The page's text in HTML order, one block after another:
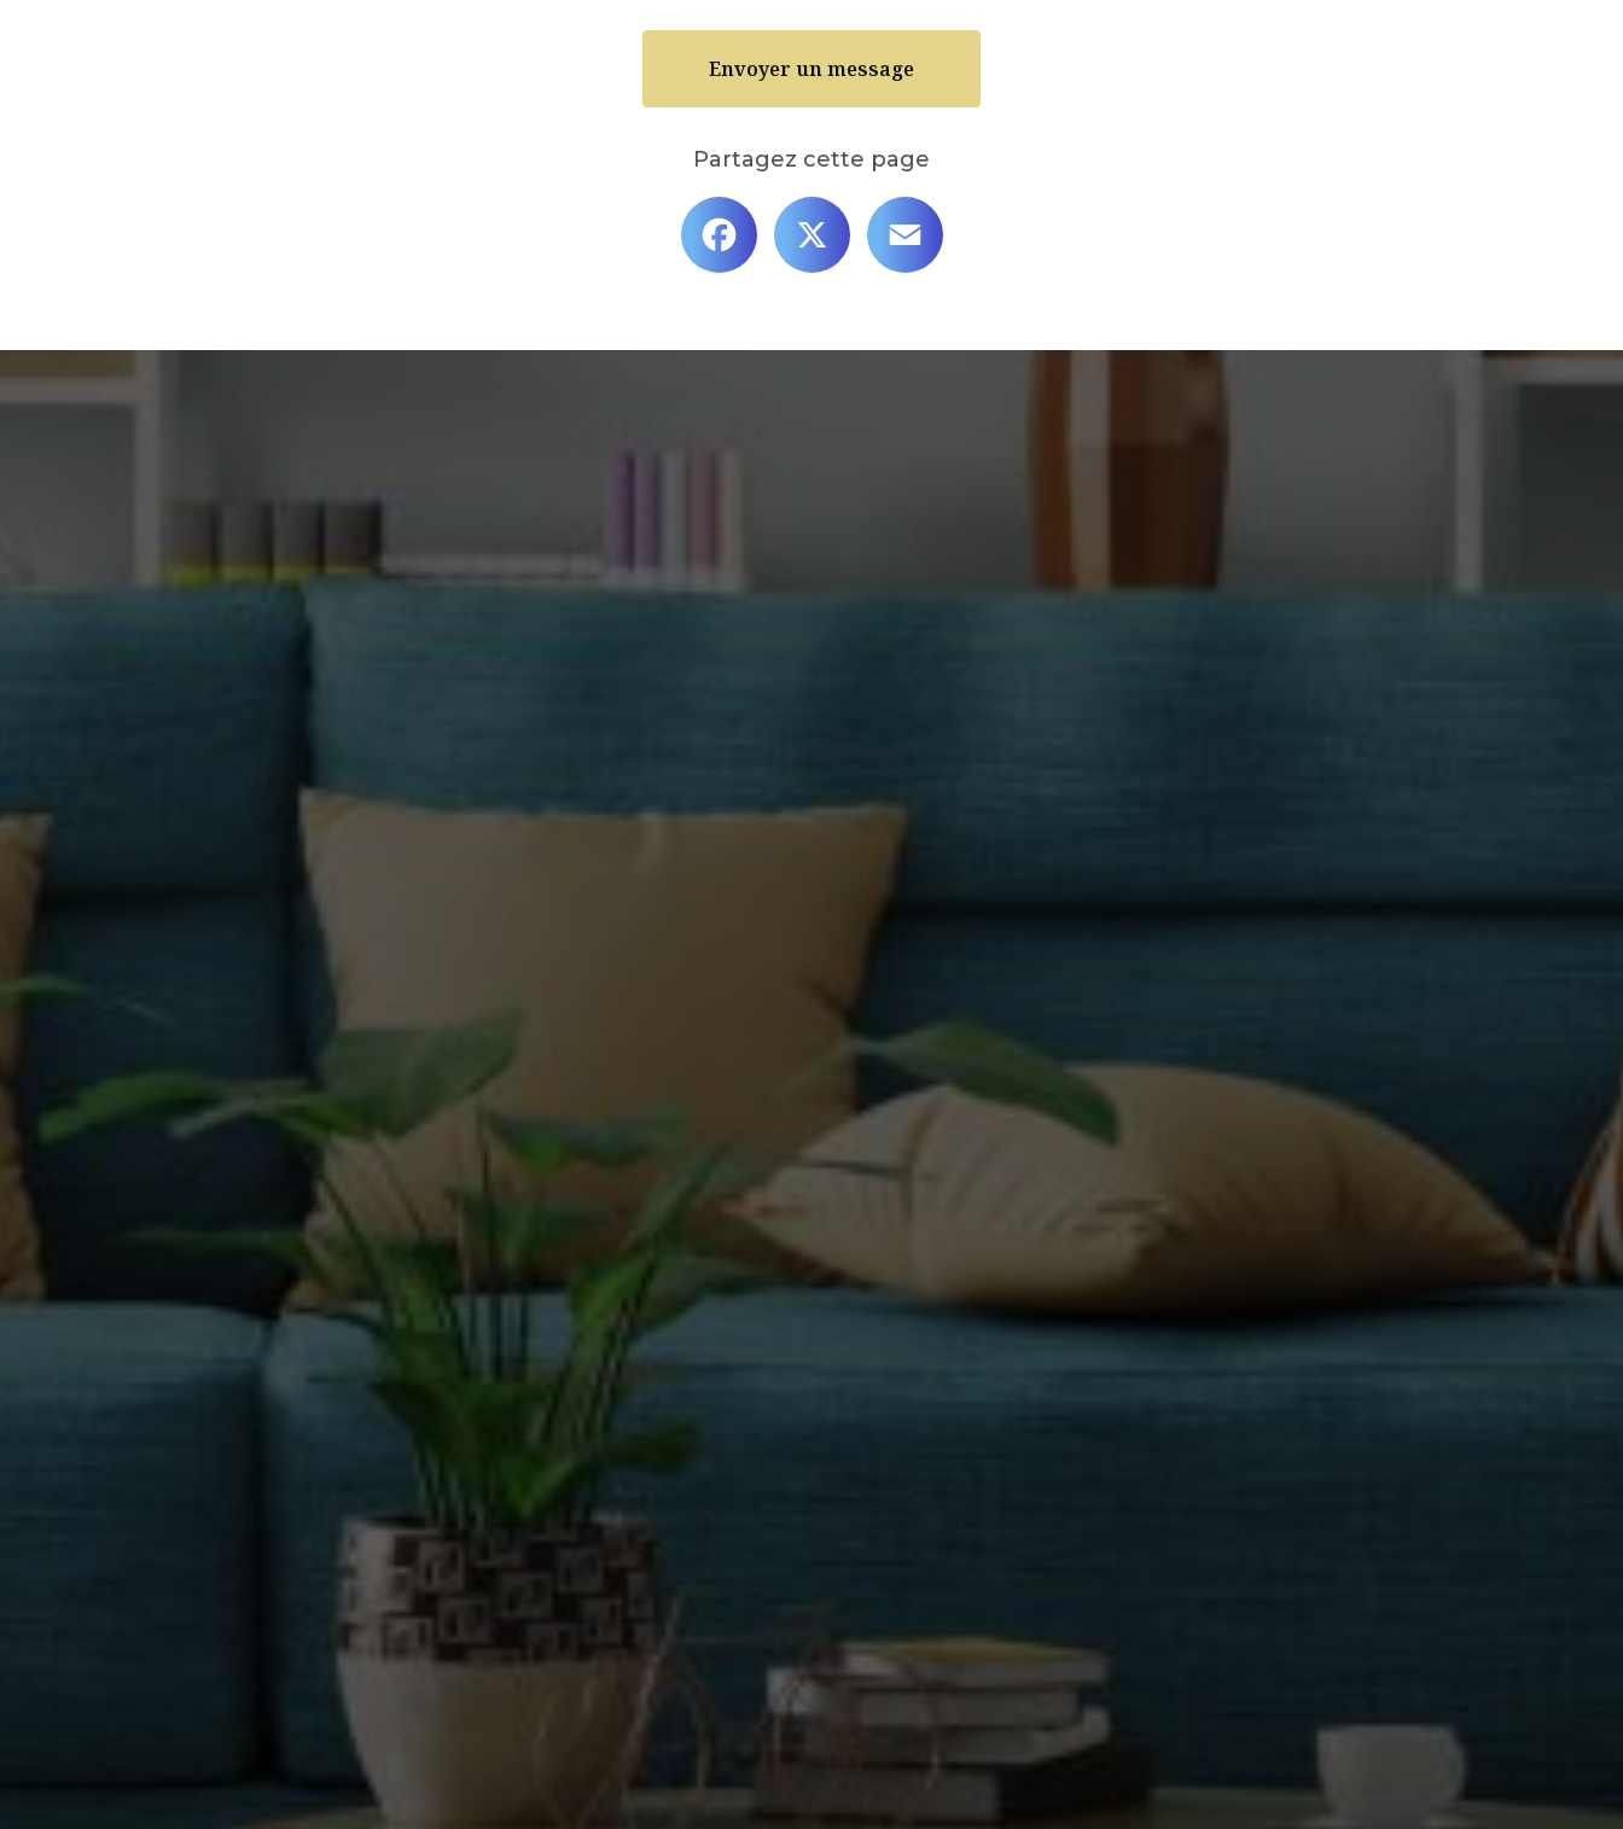
Envoyer un message
Partagez cette page
Facebook